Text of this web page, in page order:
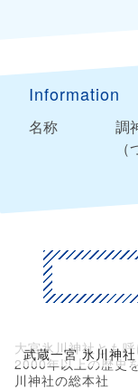
Information
名称
調
武蔵一宮 氷川神社
大宮氷川神社とも呼
2000年以上の歴史
川神社の総本社